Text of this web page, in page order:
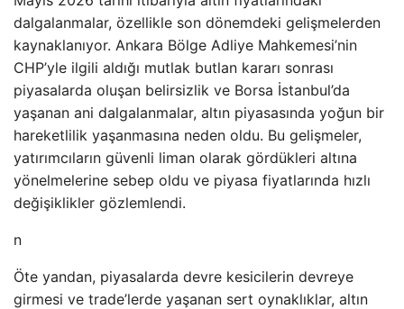
dalgalanmalar, özellikle son dönemdeki gelişmelerden
kaynaklanıyor. Ankara Bölge Adliye Mahkemesi’nin
CHP’yle ilgili aldığı mutlak butlan kararı sonrası
piyasalarda oluşan belirsizlik ve Borsa İstanbul’da
yaşanan ani dalgalanmalar, altın piyasasında yoğun bir
hareketlilik yaşanmasına neden oldu. Bu gelişmeler,
yatırımcıların güvenli liman olarak gördükleri altına
yönelmelerine sebep oldu ve piyasa fiyatlarında hızlı
değişiklikler gözlemlendi.
n
Öte yandan, piyasalarda devre kesicilerin devreye
girmesi ve trade’lerde yaşanan sert oynaklıklar, altın